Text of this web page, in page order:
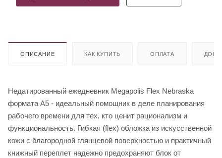
ОПИСАНИЕ КАК КУПИТЬ ОПЛАТА
Недатированный ежедневник Megapolis Flex Nebraska
формата А5 - идеальный помощник в деле планирования
рабочего времени для тех, кто ценит рационализм и
функциональность. Гибкая (flex) обложка из искусственной
кожи с благородной глянцевой поверхностью и практичный
книжный переплет надежно предохраняют блок от